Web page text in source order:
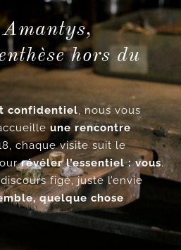
Amantys,
hors du
confidentiel, nous vous
une rencontre
chaque visite suit le
révéler l’essentiel : vous.
figé, juste l’envie
quelque chose